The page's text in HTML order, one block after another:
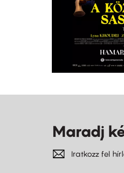
Maradj
Iratkozz fel